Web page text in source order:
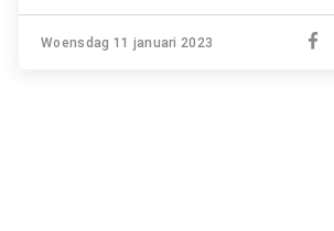
Woensdag 11 januari 2023